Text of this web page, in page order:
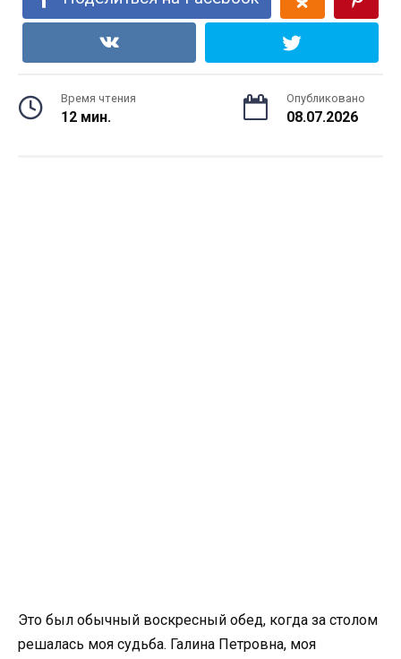
Время чтения
12 мин.
Опубликовано
08.07.2026
Это был обычный воскресный обед, когда за столом
решалась моя судьба. Галина Петровна, моя